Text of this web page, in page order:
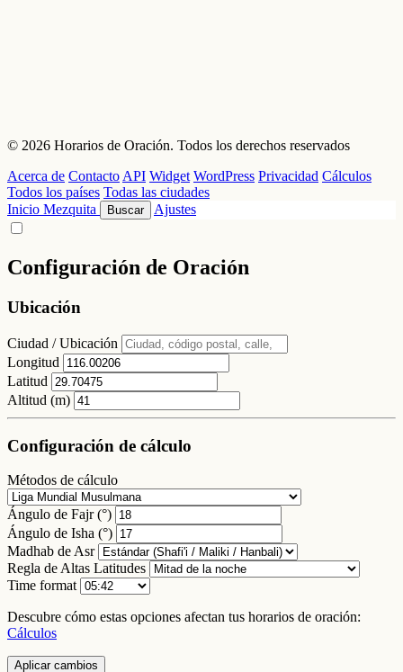
© 2026 Horarios de Oración. Todos los derechos reservados
Acerca de ContactoAPI Widget WordPress Privacidad Cálculos
Todos los países Todas las ciudades
Inicio Mezquita Buscar Ajustes
Configuración de Oración
Ubicación
Ciudad / Ubicación
Longitud
Latitud
Altitud (m)
Configuración de cálculo
Métodos de cálculo
Ángulo de Fajr (°)
Ángulo de Isha (°)
Madhab de Asr
Regla de Altas Latitudes
Time format
Descubre cómo estas opciones afectan tus horarios de oración:
Cálculos
Aplicar cambios